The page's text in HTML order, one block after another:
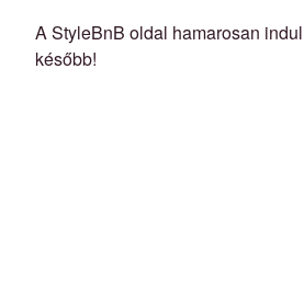
A StyleBnB oldal hamarosan
később!